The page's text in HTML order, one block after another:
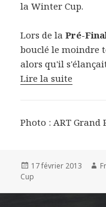
la Winter Cup.
Lors de laPré-
bouclé le moindre
alors qu'il
Lire la suite
Photo : ART Grand
Publié
le
17 février 2013
Cup